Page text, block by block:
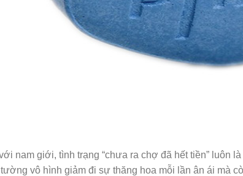
nam giới, tình trạng “chưa ra chợ đã hết tiền” luôn
vô hình giảm đi sự thăng hoa mỗi lần ân ái mà